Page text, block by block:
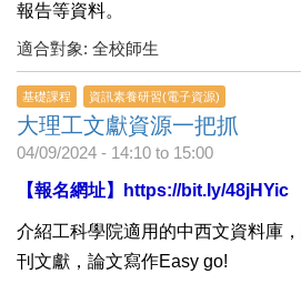
報告等資料。
適合對象: 全校師生
基礎課程 資訊素養研習(電子資源)
大理工文獻資源一把抓
04/09/2024 - 14:10 to 15:00
【報名網址】
https://bit.ly/48jHYic
介紹工科學院適用的中西文資料庫
刊文獻，論文寫作Easy go!